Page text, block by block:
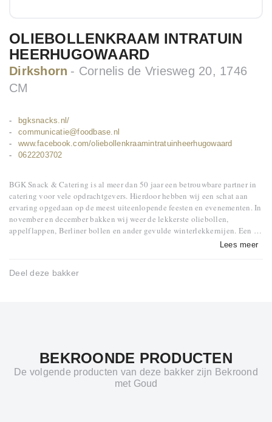
OLIEBOLLENKRAAM INTRATUIN
HEERHUGOWAARD
Dirkshorn
Cornelis de Vriesweg 20, 1746
CM
bgksnacks.nl/
communicatie@foodbase.nl
www.facebook.com/oliebollenkraamintratuinheerhugowaard
0622203702
BGK Snack & Catering is al meer dan 50 jaar een betrouwbare partner in
catering voor vele opdrachtgevers. Hierdoor hebben wij een schat aan
ervaring opgedaan op de meest uiteenlopende feesten en evenementen. In
november en december bakken wij weer de lekkerste oliebollen,
appelflappen, Berliner bollen en ander gevulde winterlekkernijen. Een …
Lees meer
Deel deze bakker
BEKROONDE PRODUCTEN
De volgende producten van deze bakker zijn Bekroond
met Goud